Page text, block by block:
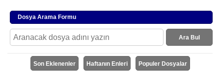
Dosya Arama Formu
Ara Bul
Son Eklenenler Haftanın Enleri Populer Dosyalar